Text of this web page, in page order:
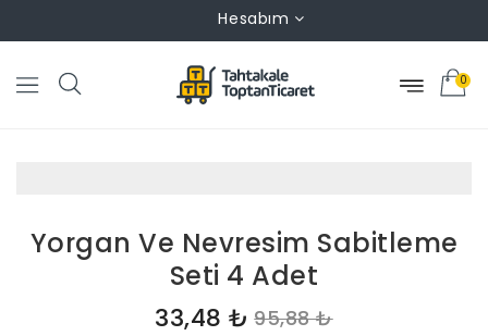
Hesabım
0
Yorgan Ve Nevresim Sabitleme
Seti 4 Adet
33,48 ₺ 95,88 ₺